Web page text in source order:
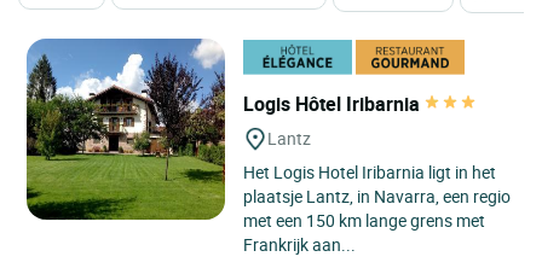
Logis Hôtel Iribarnia
Lantz
Het Logis Hotel Iribarnia ligt in het
plaatsje Lantz, in Navarra, een regio
met een 150 km lange grens met
Frankrijk aan...